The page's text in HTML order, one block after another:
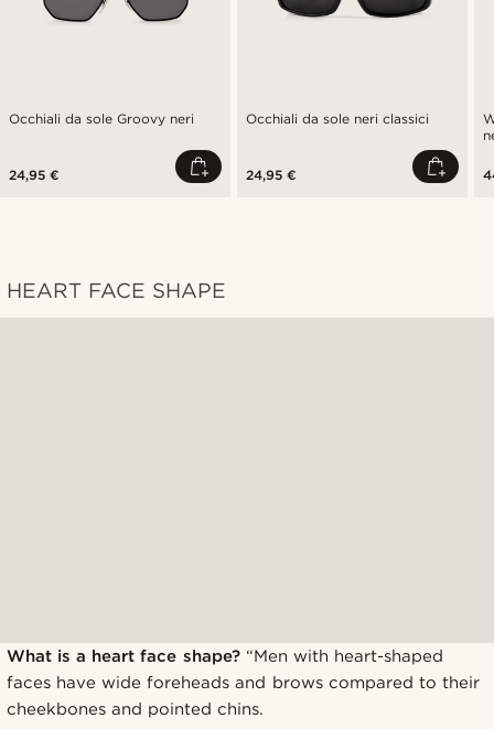
Occhiali da sole Groovy neri
24,95 €
Occhiali da sole neri classici
24,95 €
HEART FACE SHAPE
What is a heart face shape?“Men with heart-shaped
faces have wide foreheads and brows compared to their
cheekbones and pointed chins.